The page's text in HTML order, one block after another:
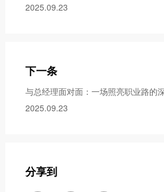
2025.09.23
下一条
与总经理面对面：一场照亮职业路的
2025.09.23
分享到